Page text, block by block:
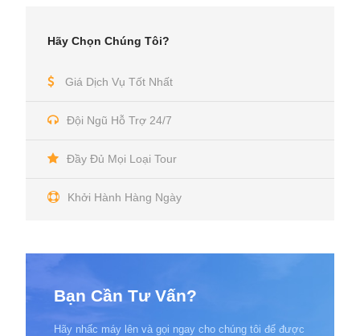
Hãy Chọn Chúng Tôi?
Giá Dịch Vụ Tốt Nhất
Đội Ngũ Hỗ Trợ 24/7
Đầy Đủ Mọi Loại Tour
Khởi Hành Hàng Ngày
Bạn Cần Tư Vấn?
Hãy nhấc máy lên và gọi ngay cho chúng tôi để được